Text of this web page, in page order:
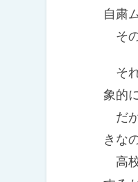
自粛
そ
そ
象的
だ
きな
高